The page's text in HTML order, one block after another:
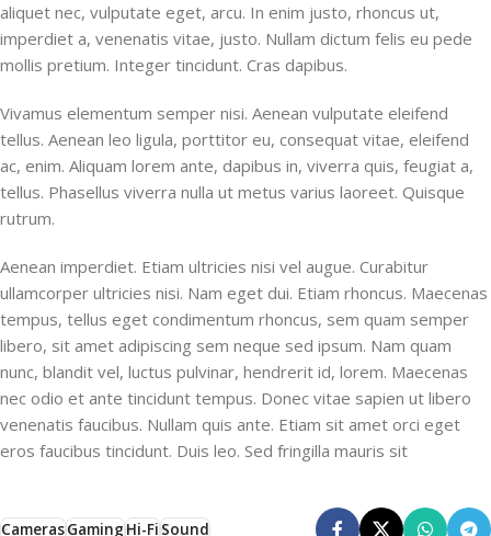
aliquet nec, vulputate eget, arcu. In enim justo, rhoncus ut,
imperdiet a, venenatis vitae, justo. Nullam dictum felis eu pede
mollis pretium. Integer tincidunt. Cras dapibus.
Vivamus elementum semper nisi. Aenean vulputate eleifend
tellus. Aenean leo ligula, porttitor eu, consequat vitae, eleifend
ac, enim. Aliquam lorem ante, dapibus in, viverra quis, feugiat a,
tellus. Phasellus viverra nulla ut metus varius laoreet. Quisque
rutrum.
Aenean imperdiet. Etiam ultricies nisi vel augue. Curabitur
ullamcorper ultricies nisi. Nam eget dui. Etiam rhoncus. Maecenas
tempus, tellus eget condimentum rhoncus, sem quam semper
libero, sit amet adipiscing sem neque sed ipsum. Nam quam
nunc, blandit vel, luctus pulvinar, hendrerit id, lorem. Maecenas
nec odio et ante tincidunt tempus. Donec vitae sapien ut libero
venenatis faucibus. Nullam quis ante. Etiam sit amet orci eget
eros faucibus tincidunt. Duis leo. Sed fringilla mauris sit
CamerasGamingHi-FiSound